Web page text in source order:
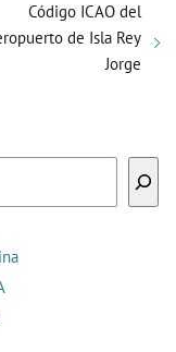
Código ICAO del
de Isla Rey
Jorge